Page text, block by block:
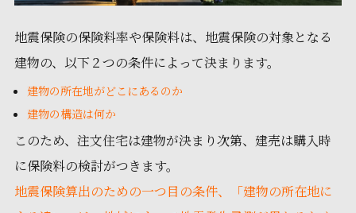
地震保険の保険料率や保険料は、地震保険の対象となる
建物の、以下２つの条件によって決まります。
建物の所在地がどこにあるのか
建物の構造は何か
このため、注文住宅は建物が決まり次第、建売は購入時
に保険料の検討がつきます。
地震保険算出のための一つ目の条件、「建物の所在地に